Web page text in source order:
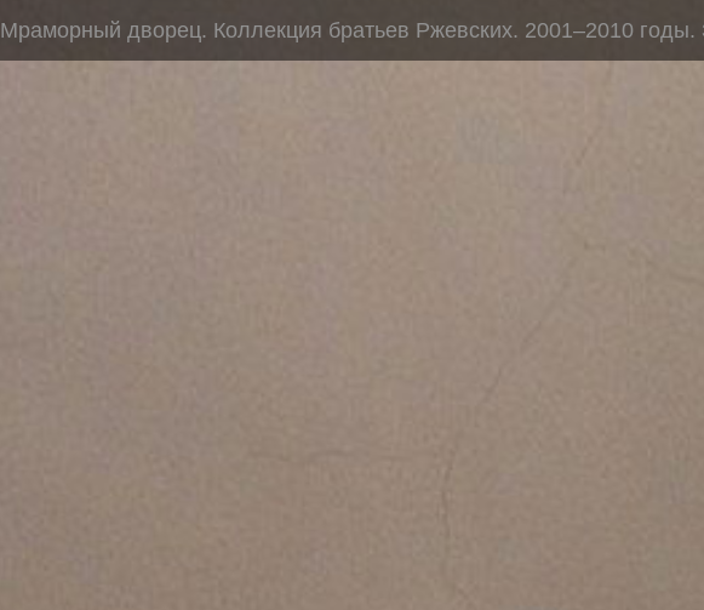
Мраморный дворец. Коллекция братьев Ржевских. 2001–2010 годы.